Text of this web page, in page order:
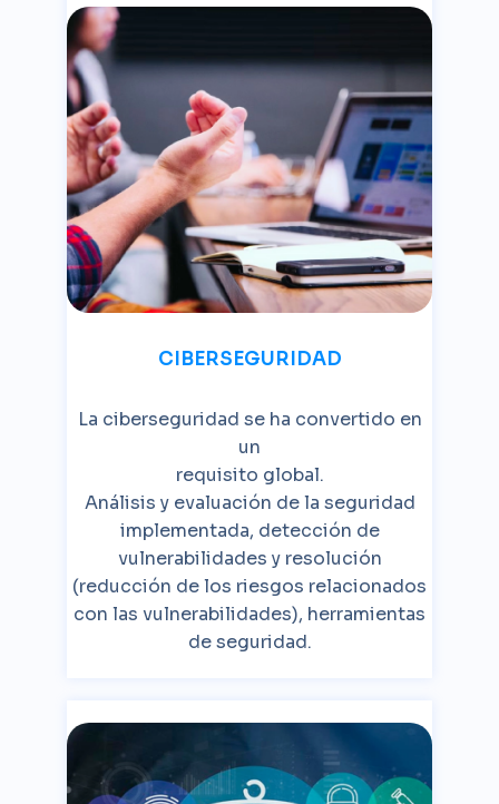
CIBERSEGURIDAD
La ciberseguridad se ha convertido en
un
requisito global.
Análisis y evaluación de la seguridad
implementada, detección de
vulnerabilidades y resolución
(reducción de los riesgos relacionados
con las vulnerabilidades), herramientas
de seguridad.